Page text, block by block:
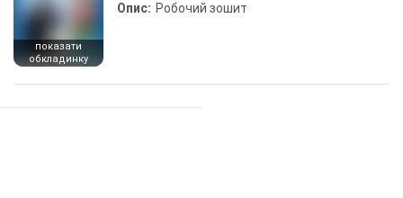
показати
обкладинку
Опис: Робочий зошит